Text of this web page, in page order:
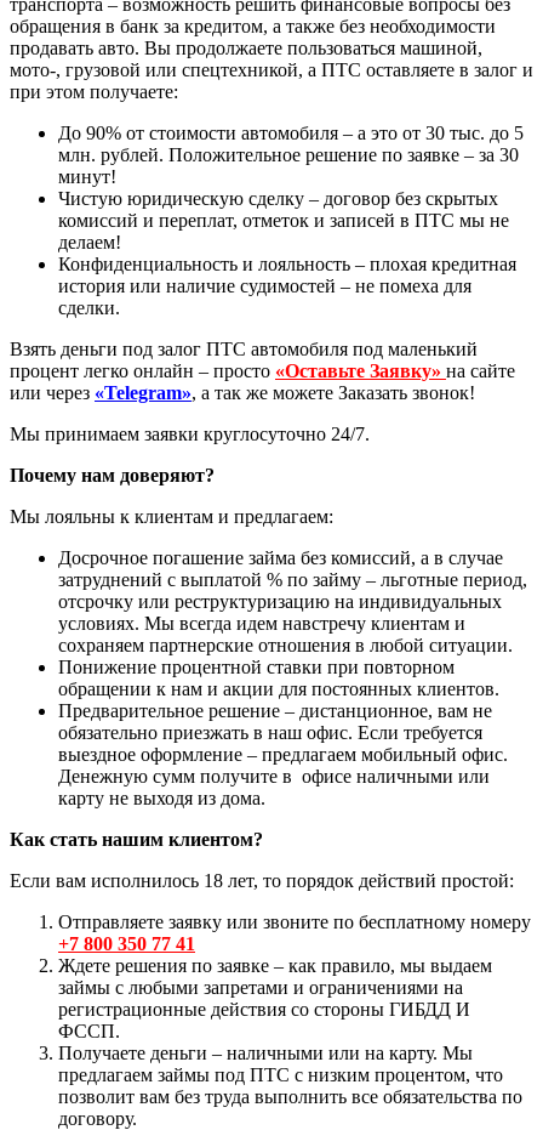
обращения в банк за кредитом, а также без необходимости
продавать авто. Вы продолжаете пользоваться машиной,
мото-, грузовой или спецтехникой, а ПТС оставляете в залог и
при этом получаете:
До 90% от стоимости автомобиля – а это от 30 тыс. до 5
млн. рублей. Положительное решение по заявке – за 30
минут!
Чистую юридическую сделку – договор без скрытых
комиссий и переплат, отметок и записей в ПТС мы не
делаем!
Конфиденциальность и лояльность – плохая кредитная
история или наличие судимостей – не помеха для
сделки.
Взять деньги под залог ПТС автомобиля под маленький
процент легко онлайн – просто «Оставьте Заявку» на сайте
или через «Telegram», а так же можете Заказать звонок!
Мы принимаем заявки круглосуточно 24/7.
Почему нам доверяют?
Мы лояльны к клиентам и предлагаем:
Досрочное погашение займа без комиссий, а в случае
затруднений с выплатой % по займу – льготные период,
отсрочку или реструктуризацию на индивидуальных
условиях. Мы всегда идем навстречу клиентам и
сохраняем партнерские отношения в любой ситуации.
Понижение процентной ставки при повторном
обращении к нам и акции для постоянных клиентов.
Предварительное решение – дистанционное, вам не
обязательно приезжать в наш офис. Если требуется
выездное оформление – предлагаем мобильный офис.
Денежную сумм получите в офисе наличными или
карту не выходя из дома.
Как стать нашим клиентом?
Если вам исполнилось 18 лет, то порядок действий простой:
Отправляете заявку или звоните по бесплатному номеру
+7 800 350 77 41
Ждете решения по заявке – как правило, мы выдаем
займы с любыми запретами и ограничениями на
регистрационные действия со стороны ГИБДД И
ФССП.
Получаете деньги – наличными или на карту. Мы
предлагаем займы под ПТС с низким процентом, что
позволит вам без труда выполнить все обязательства по
договору.